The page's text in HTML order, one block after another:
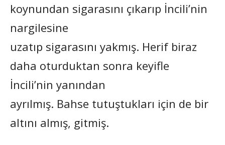
koynundan sigarasını çıkarıp İncili’nin
nargilesine
uzatıp sigarasını yakmış. Herif biraz
daha oturduktan sonra keyifle
İncili’nin yanından
ayrılmış. Bahse tutuştukları için de bir
altını almış, gitmiş.